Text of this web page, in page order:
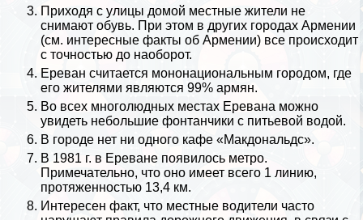
Приходя с улицы домой местные жители не
снимают обувь. При этом в других городах Армении
(см. интересные факты об Армении) все происходит
с точностью до наоборот.
Ереван считается мононациональным городом, где
его жителями являются 99% армян.
Во всех многолюдных местах Еревана можно
увидеть небольшие фонтанчики с питьевой водой.
В городе нет ни одного кафе «Макдональдс».
В 1981 г. в Ереване появилось метро.
Примечательно, что оно имеет всего 1 линию,
протяженностью 13,4 км.
Интересен факт, что местные водители часто